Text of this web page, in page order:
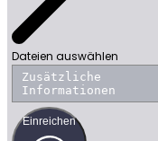
Dateien auswählen
Einreichen